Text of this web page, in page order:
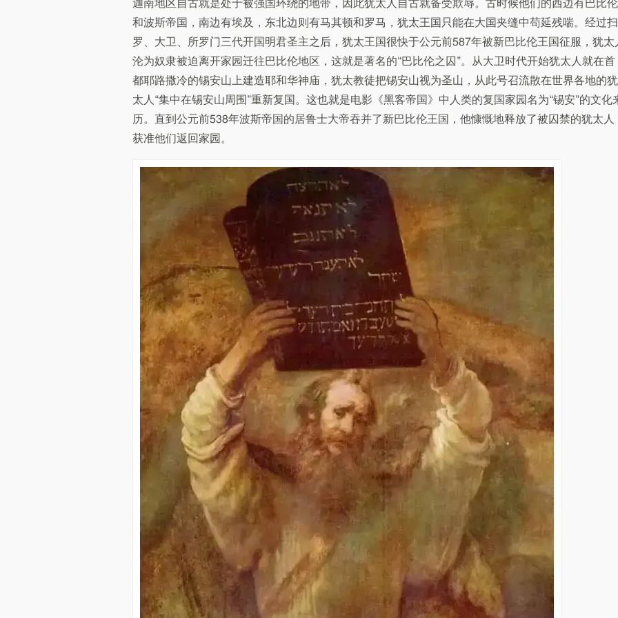
迦南地区自古就是处于被强国环绕的地带，因此犹太人自古就备受欺辱。古时候他们的西边有巴比伦
和波斯帝国，南边有埃及，东北边则有马其顿和罗马，犹太王国只能在大国夹缝中苟延残喘。经过扫
罗、大卫、所罗门三代开国明君圣主之后，犹太王国很快于公元前587年被新巴比伦王国征服，犹太
沦为奴隶被迫离开家园迁往巴比伦地区，这就是著名的“巴比伦之囚”。从大卫时代开始犹太人就在首
都耶路撒冷的锡安山上建造耶和华神庙，犹太教徒把锡安山视为圣山，从此号召流散在世界各地的犹
太人“集中在锡安山周围”重新复国。这也就是电影《黑客帝国》中人类的复国家园名为“锡安”的文化
历。直到公元前538年波斯帝国的居鲁士大帝吞并了新巴比伦王国，他慷慨地释放了被囚禁的犹太人
获准他们返回家园。